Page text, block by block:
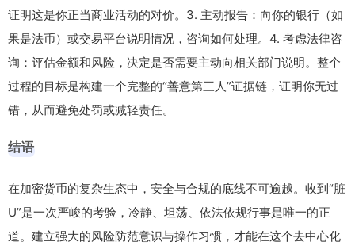
证明这是你正当商业活动的对价。3. 主动报告：向你的银行（如
果是法币）或交易平台说明情况，咨询如何处理。4. 考虑法律咨
询：评估金额和风险，决定是否需要主动向相关部门说明。整个
过程的目标是构建一个完整的“善意第三人”证据链，证明你无过
错，从而避免处罚或减轻责任。
结语
在加密货币的复杂生态中，安全与合规的底线不可逾越。收到“脏
U”是一次严峻的考验，冷静、坦荡、依法依规行事是唯一的正
道。建立强大的风险防范意识与操作习惯，才能在这个去中心化